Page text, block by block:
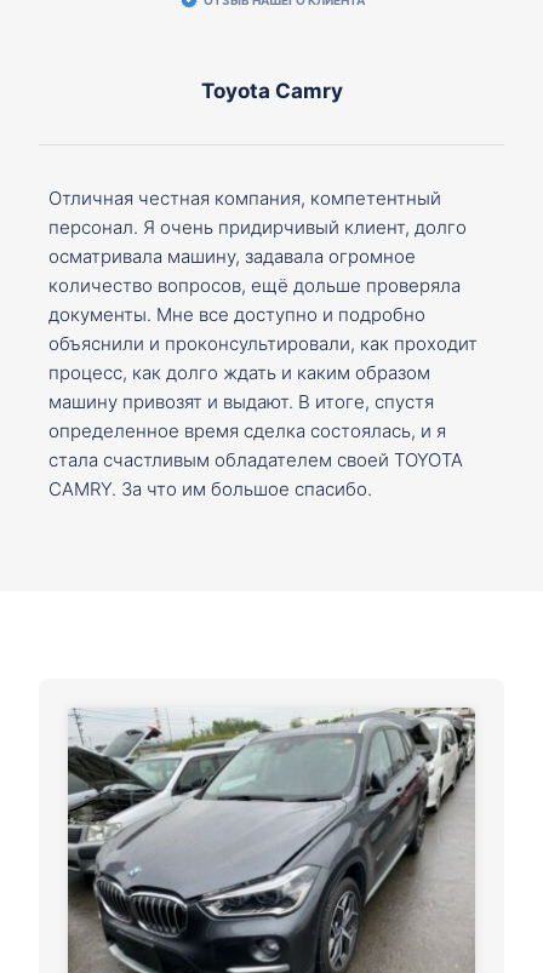
Toyota Camry
Отличная честная компания, компетентный
персонал. Я очень придирчивый клиент, долго
осматривала машину, задавала огромное
количество вопросов, ещё дольше проверяла
документы. Мне все доступно и подробно
объяснили и проконсультировали, как проходит
процесс, как долго ждать и каким образом
машину привозят и выдают. В итоге, спустя
определенное время сделка состоялась, и я
стала счастливым обладателем своей TOYOTA
CAMRY. За что им большое спасибо.